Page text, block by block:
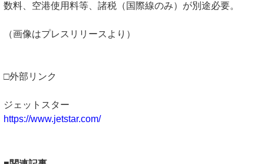
数料、空港使用料等、諸税（国際線のみ）が別途必要。
（画像はプレスリリースより）
□外部リンク
ジェットスター
https://www.jetstar.com/